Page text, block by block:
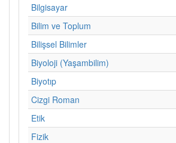
Bilgisayar
Bilim ve Toplum
Bilişsel Bilimler
Biyoloji (Yaşambilim)
Biyotıp
Cizgi Roman
Etik
Fizik